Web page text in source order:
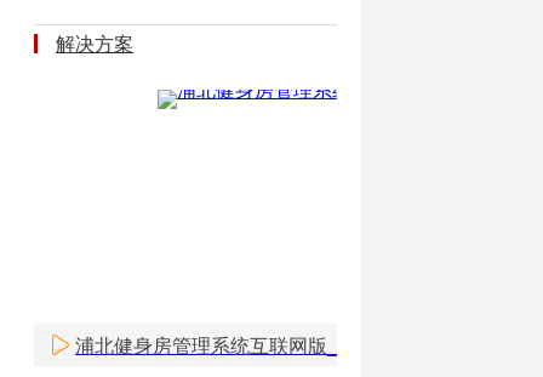
解决方案
浦北健身房管理系统互联网版_健身房管理软件WEB版